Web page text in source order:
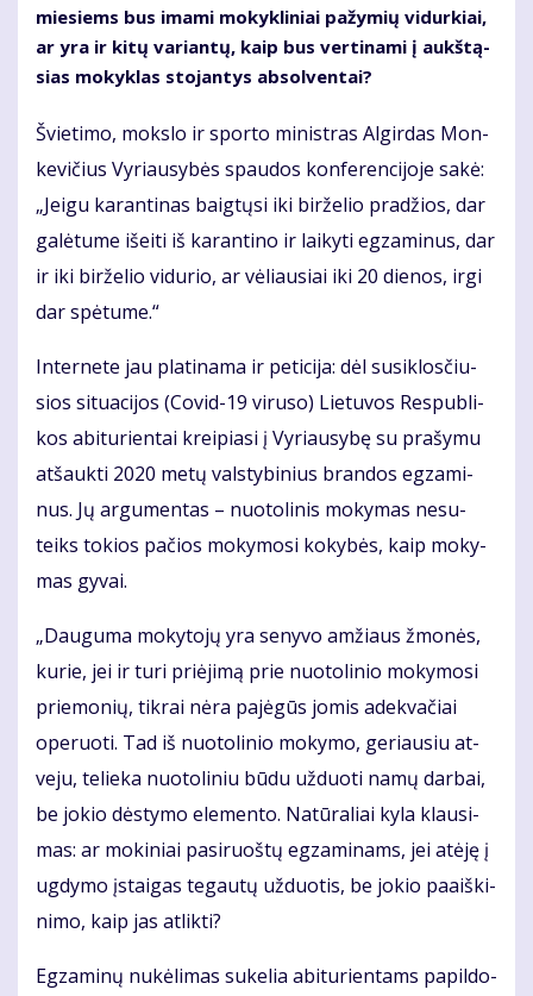
mie­siems bus ima­mi mo­kyk­li­niai pa­žy­mių vi­dur­kiai,
ar yra ir ki­tų va­rian­tų, kaip bus ver­ti­na­mi į aukš­tą­
sias mo­kyk­las sto­jan­tys ab­sol­ven­tai?
Švie­ti­mo, moks­lo ir spor­to mi­nist­ras Al­gir­das Mon­
ke­vi­čius Vy­riau­sy­bės spau­dos kon­fe­ren­ci­jo­je sa­kė:
„Jei­gu ka­ran­ti­nas baig­tų­si iki bir­že­lio pra­džios, dar
ga­lė­tu­me iš­ei­ti iš ka­ran­ti­no ir lai­ky­ti eg­za­mi­nus, dar
ir iki bir­že­lio vi­du­rio, ar vė­liau­siai iki 20 die­nos, ir­gi
dar spė­tu­me.“
In­ter­ne­te jau pla­ti­na­ma ir pe­ti­ci­ja: dėl su­si­klos­čiu­
sios si­tu­a­ci­jos (Co­vid-19 vi­ru­so) Lie­tu­vos Res­pub­li­
kos abi­tu­rien­tai krei­pia­si į Vy­riau­sy­bę su pra­šy­mu
at­šauk­ti 2020 me­tų vals­ty­bi­nius bran­dos eg­za­mi­
nus. Jų ar­gu­men­tas – nuo­to­li­nis mo­ky­mas ne­su­
teiks to­kios pa­čios mo­ky­mo­si ko­ky­bės, kaip mo­ky­
mas gy­vai.
„Dau­gu­ma mo­ky­to­jų yra se­ny­vo am­žiaus žmo­nės,
ku­rie, jei ir tu­ri pri­ėji­mą prie nuo­to­li­nio mo­ky­mo­si
prie­mo­nių, tik­rai nė­ra pa­jė­gūs jo­mis adek­va­čiai
ope­ruo­ti. Tad iš nuo­to­li­nio mo­ky­mo, ge­riau­siu at­
ve­ju, te­lie­ka nuo­to­li­niu bū­du už­duo­ti na­mų dar­bai,
be jo­kio dės­ty­mo ele­men­to. Na­tū­ra­liai ky­la klau­si­
mas: ar mo­ki­niai pa­si­ruoš­tų eg­za­mi­nams, jei at­ėję į
ug­dy­mo įstai­gas te­gau­tų už­duo­tis, be jo­kio pa­aiš­ki­
ni­mo, kaip jas at­lik­ti?
Eg­za­mi­nų nu­kė­li­mas su­ke­lia abi­tu­rien­tams pa­pil­do­